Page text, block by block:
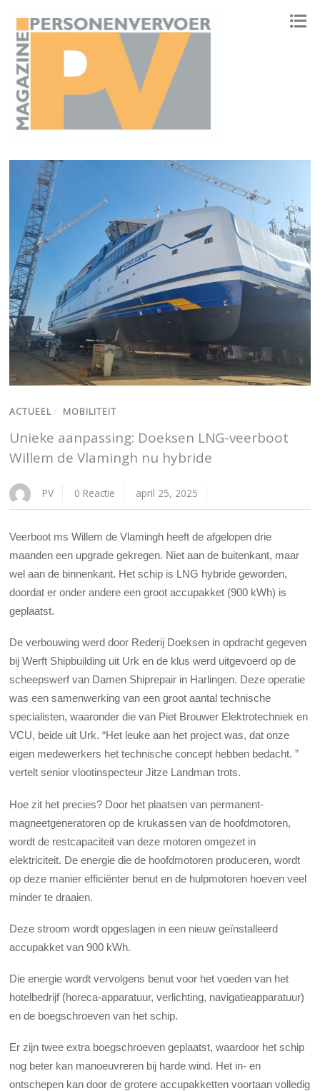
ACTUEEL / MOBILITEIT
Unieke aanpassing: Doeksen LNG-veerboot
Willem de Vlamingh nu hybride
PV 0 Reactie april 25, 2025
Veerboot ms Willem de Vlamingh heeft de afgelopen drie
maanden een upgrade gekregen. Niet aan de buitenkant, maar
wel aan de binnenkant. Het schip is LNG hybride geworden,
doordat er onder andere een groot accupakket (900 kWh) is
geplaatst.
De verbouwing werd door Rederij Doeksen in opdracht gegeven
bij Werft Shipbuilding uit Urk en de klus werd uitgevoerd op de
scheepswerf van Damen Shiprepair in Harlingen. Deze operatie
was een samenwerking van een groot aantal technische
specialisten, waaronder die van Piet Brouwer Elektrotechniek en
VCU, beide uit Urk. “Het leuke aan het project was, dat onze
eigen medewerkers het technische concept hebben bedacht. ”
vertelt senior vlootinspecteur Jitze Landman trots.
Hoe zit het precies? Door het plaatsen van permanent-
magneetgeneratoren op de krukassen van de hoofdmotoren,
wordt de restcapaciteit van deze motoren omgezet in
elektriciteit. De energie die de hoofdmotoren produceren, wordt
op deze manier efficiënter benut en de hulpmotoren hoeven veel
minder te draaien.
Deze stroom wordt opgeslagen in een nieuw geïnstalleerd
accupakket van 900 kWh.
Die energie wordt vervolgens benut voor het voeden van het
hotelbedrijf (horeca-apparatuur, verlichting, navigatieapparatuur)
en de boegschroeven van het schip.
Er zijn twee extra boegschroeven geplaatst, waardoor het schip
nog beter kan manoeuvreren bij harde wind. Het in- en
ontschepen kan door de grotere accupakketten voortaan volledig